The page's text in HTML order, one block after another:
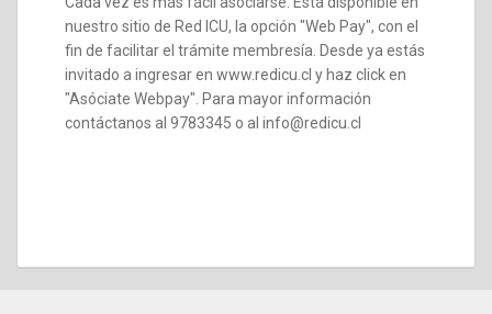
nuestro sitio de Red ICU, la opción "Web Pay", con el
fin de facilitar el trámite membresía. Desde ya estás
invitado a ingresar en www.redicu.cl y haz click en
"Asóciate Webpay". Para mayor información
contáctanos al 9783345 o al info@redicu.cl